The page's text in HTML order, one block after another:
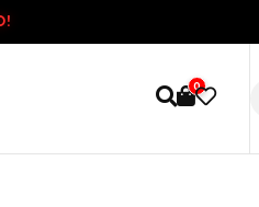
0